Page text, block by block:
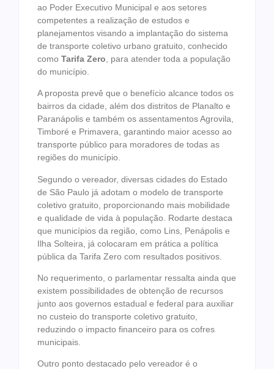
ao Poder Executivo Municipal e aos setores
competentes a realização de estudos e
planejamentos visando a implantação do sistema
de transporte coletivo urbano gratuito, conhecido
como Tarifa Zero , para atender toda a população
do município.
A proposta prevê que o benefício alcance todos os
bairros da cidade, além dos distritos de Planalto e
Paranápolis e também os assentamentos Agrovila,
Timboré e Primavera, garantindo maior acesso ao
transporte público para moradores de todas as
regiões do município.
Segundo o vereador, diversas cidades do Estado
de São Paulo já adotam o modelo de transporte
coletivo gratuito, proporcionando mais mobilidade
e qualidade de vida à população. Rodarte destaca
que municípios da região, como Lins, Penápolis e
Ilha Solteira, já colocaram em prática a política
pública da Tarifa Zero com resultados positivos.
No requerimento, o parlamentar ressalta ainda que
existem possibilidades de obtenção de recursos
junto aos governos estadual e federal para auxiliar
no custeio do transporte coletivo gratuito,
reduzindo o impacto financeiro para os cofres
municipais.
Outro ponto destacado pelo vereador é o